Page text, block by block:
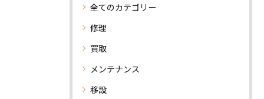
全てのカテゴリー
修理
買取
メンテナンス
移設